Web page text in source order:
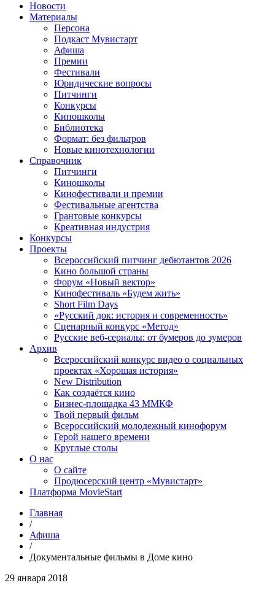
Новости
Материалы
Персона
Подкаст Мувистарт
Афиша
Премии
Фестивали
Юридические вопросы
Питчинги
Конкурсы
Киношколы
Библиотека
Формат: без фильтров
Новые кинотехнологии
Справочник
Питчинги
Киношколы
Кинофестивали и премии
Фестивальные агентства
Грантовые конкурсы
Креативная индустрия
Конкурсы
Проекты
Всероссийский питчинг дебютантов 2026
Кино большой страны
Форум «Новый вектор»
Кинофестиваль «Будем жить»
Short Film Days
«Русский док: история и современность»
Сценарный конкурс «Метод»
Русские веб-сериалы: от бумеров до зумеров
Архив
Всероссийский конкурс видео о социальных
проектах «Хорошая история»
New Distribution
Как создаётся кино
Бизнес-площадка 43 ММКФ
Твой первый фильм
Всероссийский молодежный кинофорум
Герой нашего времени
Круглые столы
О нас
О сайте
Продюсерский центр «Мувистарт»
Платформа MovieStart
Главная
/
Афиша
/
Документальные фильмы в Доме кино
29 января 2018